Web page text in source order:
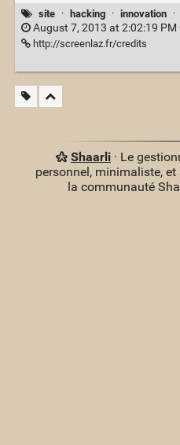
site · hacking · innovation ·
August 7, 2013 at 2:02:19 PM
http://screenlaz.fr/credits
Shaarli· Le
personnel, minimaliste,
la communauté